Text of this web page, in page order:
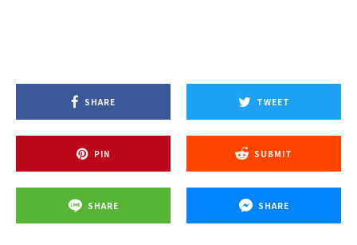
SHARE TWEET
PIN SUBMIT
SHARE SHARE